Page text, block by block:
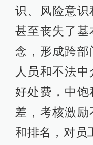
识、风险意识
甚至丧失了
念，形成跨部
人员和不法
好处费，中饱
差，考核激
和排名，对员